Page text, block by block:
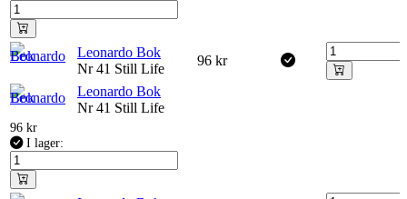
Leonardo Bok
Nr 41 Still Life
96 kr
Leonardo Bok
Nr 41 Still Life
96 kr
I lager: